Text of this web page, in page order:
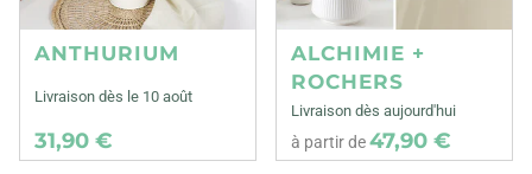
ANTHURIUM
Livraison dès le 10 août
31,90 €
ALCHIMIE +
ROCHERS
Livraison dès aujourd'hui
à partir de47,90 €